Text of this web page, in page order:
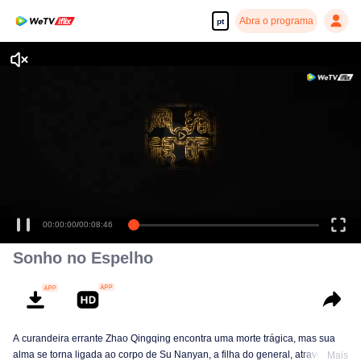
pt Abra o programa
00:00:00/00:08:46
Sonho no Espelho
A curandeira errante Zhao Qingqing encontra uma morte trágica, mas sua
alma se torna ligada ao corpo de Su Nanyan, a filha do general, através doMais